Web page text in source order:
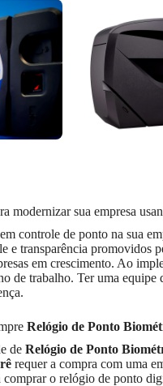
modernizar sua empresa
controle de ponto na sua
e transparência promovidos
em crescimento. Ao
de trabalho. Ter uma
Relógio de Ponto
de Relógio de Ponto
requer a compra com uma
comprar o relógio de ponto